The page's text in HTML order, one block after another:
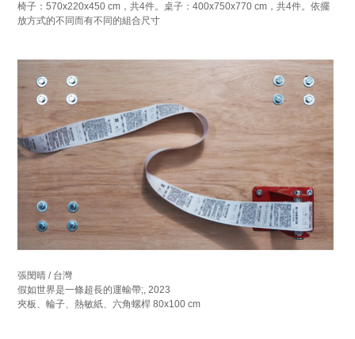
椅子：570x220x450 cm，共4件。桌子：400x750x770 cm，共4件。依擺
放方式的不同而有不同的組合尺寸
張閔晴 / 台灣
假如世界是一條超長的運輸帶;, 2023
夾板、輪子、熱敏紙、六角螺桿 80x100 cm